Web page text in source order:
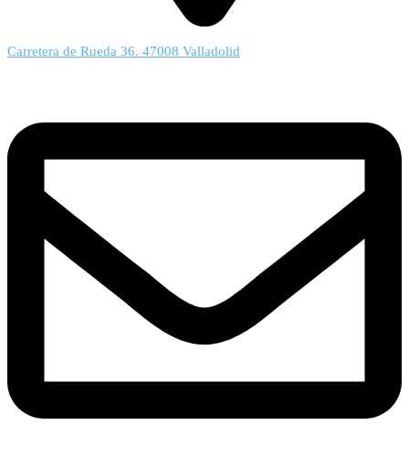
Carretera de Rueda 36. 47008 Valladolid